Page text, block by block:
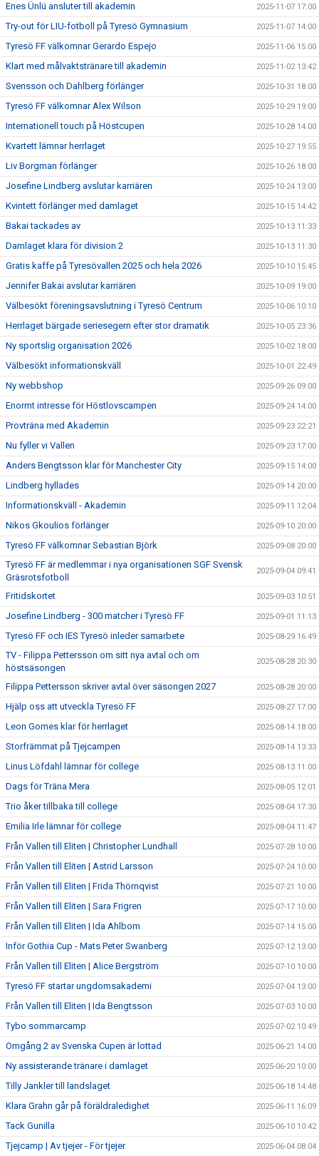
Enes Ünlü ansluter till akademin 2025-11-07 17:00
Try-out för LIU-fotboll på Tyresö Gymnasium 2025-11-07 14:00
Tyresö FF välkomnar Gerardo Espejo 2025-11-06 15:00
Klart med målvaktstränare till akademin 2025-11-02 13:42
Svensson och Dahlberg förlänger 2025-10-31 18:00
Tyresö FF välkomnar Alex Wilson 2025-10-29 19:00
Internationell touch på Höstcupen 2025-10-28 14:00
Kvartett lämnar herrlaget 2025-10-27 19:55
Liv Borgman förlänger 2025-10-26 18:00
Josefine Lindberg avslutar karriären 2025-10-24 13:00
Kvintett förlänger med damlaget 2025-10-15 14:42
Bakai tackades av 2025-10-13 11:33
Damlaget klara för division 2 2025-10-13 11:30
Gratis kaffe på Tyresövallen 2025 och hela 2026 2025-10-10 15:45
Jennifer Bakai avslutar karriären 2025-10-09 19:00
Välbesökt föreningsavslutning i Tyresö Centrum 2025-10-06 10:10
Herrlaget bärgade seriesegern efter stor dramatik 2025-10-05 23:36
Ny sportslig organisation 2026 2025-10-02 18:00
Välbesökt informationskväll 2025-10-01 22:49
Ny webbshop 2025-09-26 09:00
Enormt intresse för Höstlovscampen 2025-09-24 14:00
Provträna med Akademin 2025-09-23 22:21
Nu fyller vi Vallen 2025-09-23 17:00
Anders Bengtsson klar för Manchester City 2025-09-15 14:00
Lindberg hyllades 2025-09-14 20:00
Informationskväll - Akademin 2025-09-11 12:04
Nikos Gkoulios förlänger 2025-09-10 20:00
Tyresö FF välkomnar Sebastian Björk 2025-09-08 20:00
Tyresö FF är medlemmar i nya organisationen SGF Svensk
Gräsrotsfotboll
2025-09-04 09:41
Fritidskortet 2025-09-03 10:51
Josefine Lindberg - 300 matcher i Tyresö FF 2025-09-01 11:13
Tyresö FF och IES Tyresö inleder samarbete 2025-08-29 16:49
TV - Filippa Pettersson om sitt nya avtal och om
höstsäsongen
2025-08-28 20:30
Filippa Pettersson skriver avtal över säsongen 2027 2025-08-28 20:00
Hjälp oss att utveckla Tyresö FF 2025-08-27 17:00
Leon Gomes klar för herrlaget 2025-08-14 18:00
Storfrämmat på Tjejcampen 2025-08-14 13:33
Linus Löfdahl lämnar för college 2025-08-13 11:00
Dags för Träna Mera 2025-08-05 12:01
Trio åker tillbaka till college 2025-08-04 17:30
Emilia Irle lämnar för college 2025-08-04 11:47
Från Vallen till Eliten | Christopher Lundhall 2025-07-28 10:00
Från Vallen till Eliten | Astrid Larsson 2025-07-24 10:00
Från Vallen till Eliten | Frida Thörnqvist 2025-07-21 10:00
Från Vallen till Eliten | Sara Frigren 2025-07-17 10:00
Från Vallen till Eliten | Ida Ahlbom 2025-07-14 15:00
Inför Gothia Cup - Mats Peter Swanberg 2025-07-12 13:00
Från Vallen till Eliten | Alice Bergström 2025-07-10 10:00
Tyresö FF startar ungdomsakademi 2025-07-04 13:00
Från Vallen till Eliten | Ida Bengtsson 2025-07-03 10:00
Tybo sommarcamp 2025-07-02 10:49
Omgång 2 av Svenska Cupen är lottad 2025-06-21 14:00
Ny assisterande tränare i damlaget 2025-06-20 10:00
Tilly Jankler till landslaget 2025-06-18 14:48
Klara Grahn går på föräldraledighet 2025-06-11 16:09
Tack Gunilla 2025-06-10 10:42
Tjejcamp | Av tjejer - För tjejer 2025-06-04 08:04